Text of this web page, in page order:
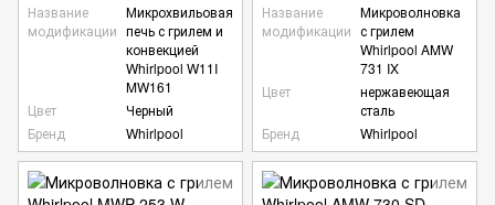
Название
модификации
Микрохвильовая
печь с грилем и
конвекцией
Whirlpool W11I
MW161
Цвет
Черный
Бренд
Whirlpool
Название
модификации
Микроволновка
с грилем
Whirlpool AMW
731 IX
Цвет
нержавеющая
сталь
Бренд
Whirlpool